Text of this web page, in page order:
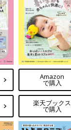
Amazon
で購入
楽天ブックス
で購入